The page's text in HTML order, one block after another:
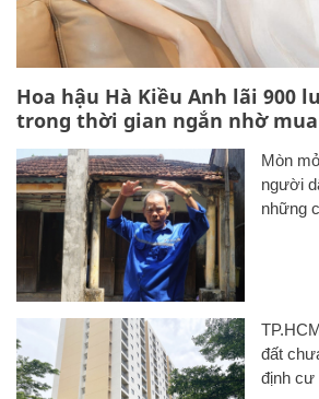
Hoa hậu Hà Kiều Anh lãi 900
trong thời gian ngắn nhờ
Mòn
người
những
đất
định cư